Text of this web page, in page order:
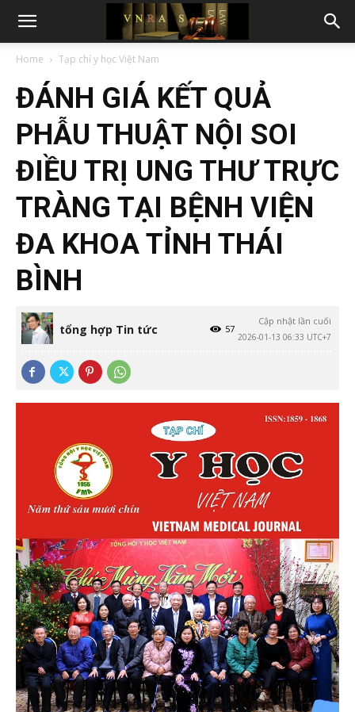
Home Tạp chí y học Việt Nam
ĐÁNH GIÁ KẾT QUẢ
PHẪU THUẬT NỘI SOI
ĐIỀU TRỊ UNG THƯ TRỰC
TRÀNG TẠI BỆNH VIỆN
ĐA KHOA TỈNH THÁI
BÌNH
tổng hợp Tin tức
Cập nhật lần cuối
2026-01-13 06:33 UTC+7
57